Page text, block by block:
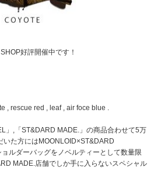
好評開催中です！
, rescue red , leaf , air foce blue .
」,「ST&DARD MADE.」の商品合わせて5万
いた方にはMOONLOID×ST&DARD
ルダーバッグをノベルティーとして数量限
MADE.店舗でしか手に入らないスペシャル